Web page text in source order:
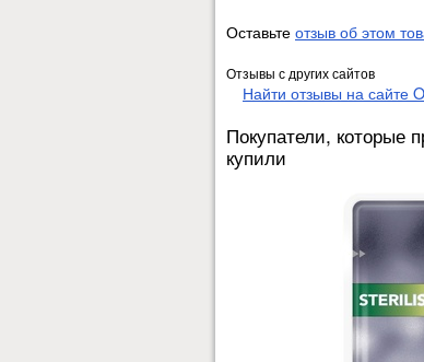
Оставьтеотзыв об этом
Отзывы с других сайтов
Найти отзывы на сайте
Покупатели, которые
купили